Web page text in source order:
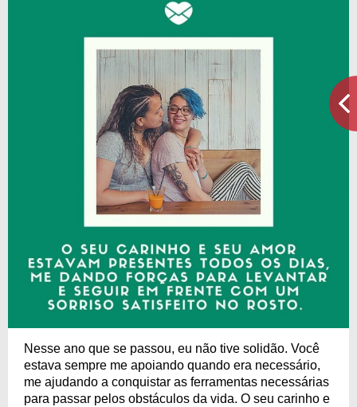
Nesse ano que se passou, eu não tive solidão. Você
estava sempre me apoiando quando era necessário,
me ajudando a conquistar as ferramentas necessárias
para passar pelos obstáculos da vida. O seu carinho e